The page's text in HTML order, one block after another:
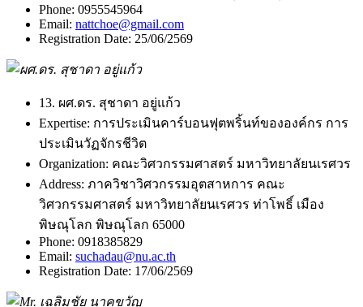
Phone: 0955545964
Email: nattchoe@gmail.com
Registration Date: 25/06/2569
13. ผศ.ดร. สุชาดา อยู่แก้ว
Expertise: การประเมินคาร์บอนฟุตพริ้นท์ขององค์กร การ
ประเมินวัฏจักรชีวิต
Organization: คณะวิศวกรรมศาสตร์ มหาวิทยาลัยนเรศวร
Address: ภาควิชาวิศวกรรมอุตสาหการ คณะ
วิศวกรรมศาสตร์ มหาวิทยาลัยนเรศวร ท่าโพธิ์ เมือง
พิษณุโลก พิษณุโลก 65000
Phone: 0918385829
Email: suchadau@nu.ac.th
Registration Date: 17/06/2569